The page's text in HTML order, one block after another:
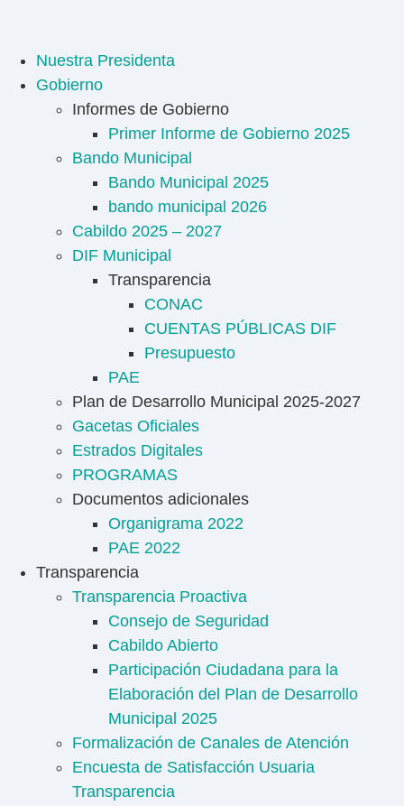
Nuestra Presidenta
Gobierno
Informes de Gobierno
Primer Informe de Gobierno 2025
Bando Municipal
Bando Municipal 2025
bando municipal 2026
Cabildo 2025 – 2027
DIF Municipal
Transparencia
CONAC
CUENTAS PÚBLICAS DIF
Presupuesto
PAE
Plan de Desarrollo Municipal 2025-2027
Gacetas Oficiales
Estrados Digitales
PROGRAMAS
Documentos adicionales
Organigrama 2022
PAE 2022
Transparencia
Transparencia Proactiva
Consejo de Seguridad
Cabildo Abierto
Participación Ciudadana para la
Elaboración del Plan de Desarrollo
Municipal 2025
Formalización de Canales de Atención
Encuesta de Satisfacción Usuaria
Transparencia